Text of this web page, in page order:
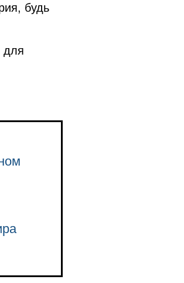
будь
для